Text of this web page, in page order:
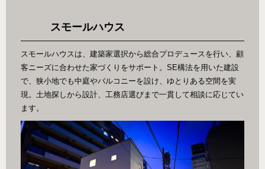
スモールハウス
スモールハウスは、建築家選択から総合プロデュースを行い、顧
客ニーズに合わせた家づくりをサポート。SE構法を用いた建設
で、狭小地でも中庭やバルコニーを設け、ゆとりある空間を実
現。土地探しから設計、工務店選びまで一貫して相談に応じてい
ます。